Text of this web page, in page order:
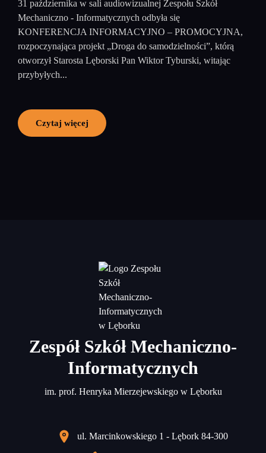
31 października w sali audiowizualnej Zespołu Szkół
Mechaniczno - Informatycznych odbyła się
KONFERENCJA INFORMACYJNO – PROMOCYJNA,
rozpoczynająca projekt „Droga do samodzielności”, którą
otworzył Starosta Lęborski Pan Wiktor Tyburski, witając
przybyłych...
Czytaj więcej
Zespół Szkół Mechaniczno-
Informatycznych
im. prof. Henryka Mierzejewskiego w Lęborku
ul. Marcinkowskiego 1 - Lębork 84-300